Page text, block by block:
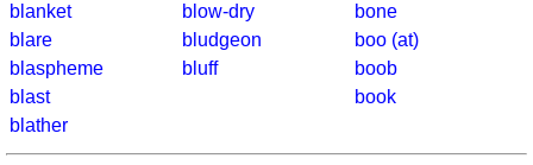
blanket
blare
blaspheme
blast
blather
blow-dry
bludgeon
bluff
bone
boo (at)
boob
book